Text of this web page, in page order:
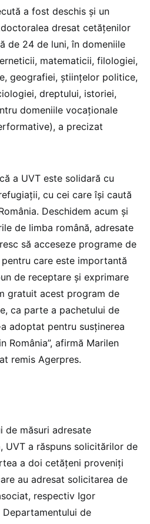
a fost deschis şi un
dresat cetăţenilor
de 24 de luni, în domeniile
matematicii, filologiei,
geografiei, ştiinţelor politice,
dreptului, istoriei,
domeniile vocaţionale
a precizat
a UVT este solidară cu
cu cei care îşi caută
Deschidem acum şi
de limba română, adresate
să acceseze programe de
care este importantă
de receptare şi exprimare
gratuit acest program de
ca parte a pachetului de
adoptat pentru susţinerea
România”, afirmă Marilen
remis Agerpres.
de măsuri adresate
UVT a răspuns solicitărilor de
a doi cetăţeni proveniţi
au adresat solicitarea de
respectiv Igor
Departamentului de